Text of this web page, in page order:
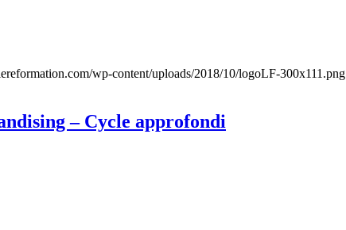
wp-content/uploads/2018/10/logoLF-300x111.png
– Cycle approfondi